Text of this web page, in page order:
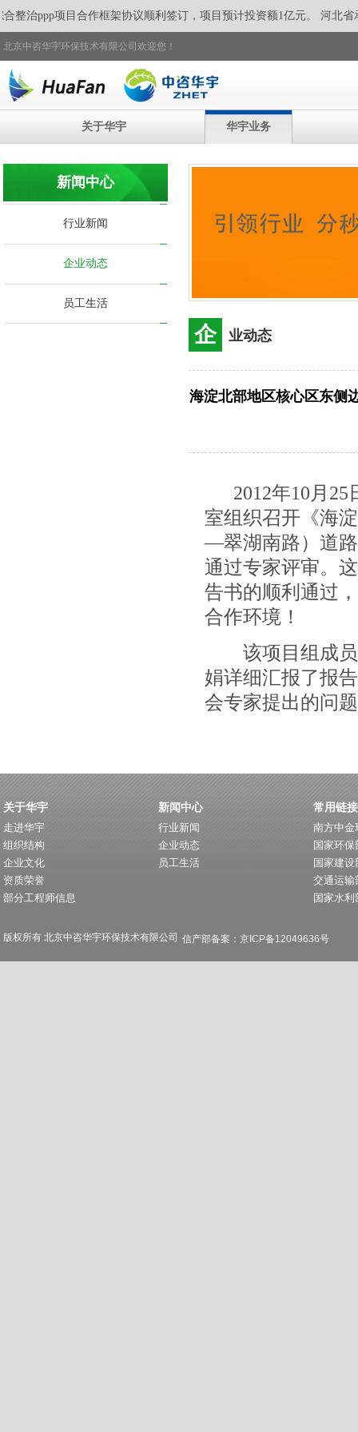
治ppp项目合作框架协议顺利签订， 项目预计投资额1亿元。 河北省
北京中咨华宇环保技术有限公司欢迎您！
关于华宇 华宇业务
新闻中心
行业新闻
企业动态
员工生活
企 业动态
海淀北部地区核心区东侧
2012年10月
室组织召开《海
—翠湖南路）道
通过专家评审。
告书的顺利通过
合作环境！
该项目组成员
娟详细汇报了报
会专家提出的问
关于华宇
走进华宇
组织结构
企业文化
资质荣誉
部分工程师信息
新闻中心
行业新闻
企业动态
员工生活
常用链接
南方中金
国家环保
国家建设
交通运输
国家水利
版权所有 北京中咨华宇环保技术有限公司 信产部备案：京ICP备12049636号